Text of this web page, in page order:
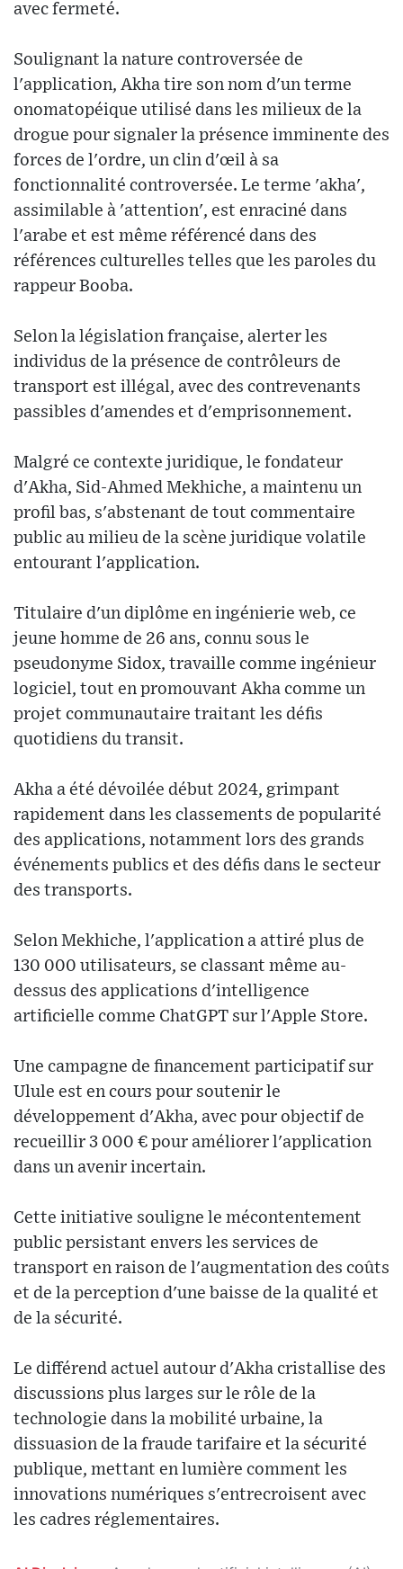
avec fermeté.
Soulignant la nature controversée de
l'application, Akha tire son nom d'un terme
onomatopéique utilisé dans les milieux de la
drogue pour signaler la présence imminente des
forces de l'ordre, un clin d'œil à sa
fonctionnalité controversée. Le terme 'akha',
assimilable à 'attention', est enraciné dans
l'arabe et est même référencé dans des
références culturelles telles que les paroles du
rappeur Booba.
Selon la législation française, alerter les
individus de la présence de contrôleurs de
transport est illégal, avec des contrevenants
passibles d'amendes et d'emprisonnement.
Malgré ce contexte juridique, le fondateur
d'Akha, Sid-Ahmed Mekhiche, a maintenu un
profil bas, s'abstenant de tout commentaire
public au milieu de la scène juridique volatile
entourant l'application.
Titulaire d'un diplôme en ingénierie web, ce
jeune homme de 26 ans, connu sous le
pseudonyme Sidox, travaille comme ingénieur
logiciel, tout en promouvant Akha comme un
projet communautaire traitant les défis
quotidiens du transit.
Akha a été dévoilée début 2024, grimpant
rapidement dans les classements de popularité
des applications, notamment lors des grands
événements publics et des défis dans le secteur
des transports.
Selon Mekhiche, l'application a attiré plus de
130 000 utilisateurs, se classant même au-
dessus des applications d'intelligence
artificielle comme ChatGPT sur l'Apple Store.
Une campagne de financement participatif sur
Ulule est en cours pour soutenir le
développement d'Akha, avec pour objectif de
recueillir 3 000 € pour améliorer l'application
dans un avenir incertain.
Cette initiative souligne le mécontentement
public persistant envers les services de
transport en raison de l'augmentation des coûts
et de la perception d'une baisse de la qualité et
de la sécurité.
Le différend actuel autour d'Akha cristallise des
discussions plus larges sur le rôle de la
technologie dans la mobilité urbaine, la
dissuasion de la fraude tarifaire et la sécurité
publique, mettant en lumière comment les
innovations numériques s'entrecroisent avec
les cadres réglementaires.